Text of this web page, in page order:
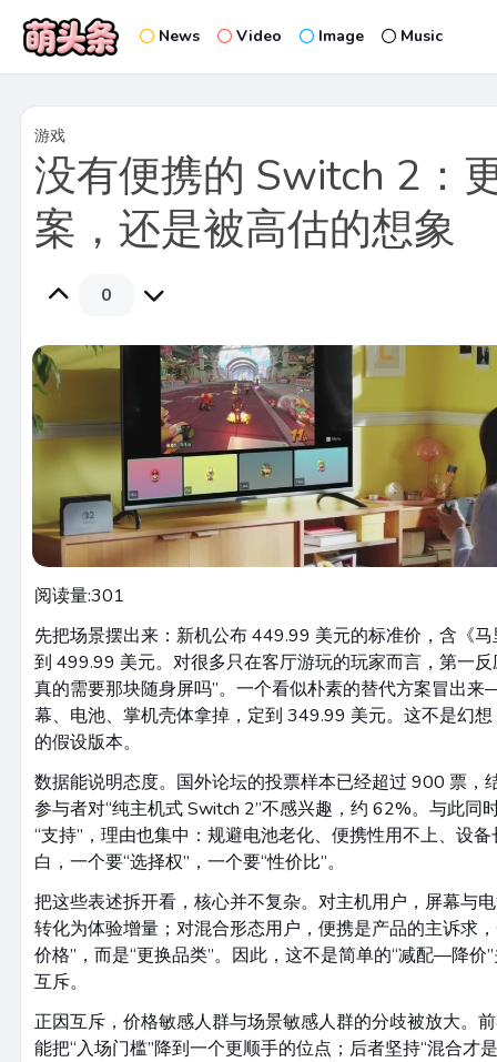
News Video Image Music
游戏
没有便携的 Switch 2：
案，还是被高估的想象
0
阅读量:301
先把场景摆出来：新机公布 449.99 美元的标准价，含《
到 499.99 美元。对很多只在客厅游玩的玩家而言，第一反
真的需要那块随身屏吗”。一个看似朴素的替代方案冒出
幕、电池、掌机壳体拿掉，定到 349.99 美元。这不是幻
的假设版本。
数据能说明态度。国外论坛的投票样本已经超过 900 票，
参与者对“纯主机式 Switch 2”不感兴趣，约 62%。与此同
“支持”，理由也集中：规避电池老化、便携性用不上、设
白，一个要“选择权”，一个要“性价比”。
把这些表述拆开看，核心并不复杂。对主机用户，屏幕与
转化为体验增量；对混合形态用户，便携是产品的主诉求
价格”，而是“更换品类”。因此，这不是简单的“减配—降价
互斥。
正因互斥，价格敏感人群与场景敏感人群的分歧被放大。
能把“入场门槛”降到一个更顺手的位点；后者坚持“混合才